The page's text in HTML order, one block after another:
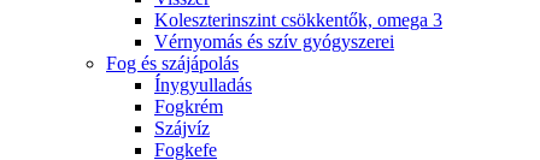
Koleszterinszint csökkentők, omega 3
Vérnyomás és szív gyógyszerei
Fog és szájápolás
Í́nygyulladás
Fogkrém
Szájvíz
Fogkefe